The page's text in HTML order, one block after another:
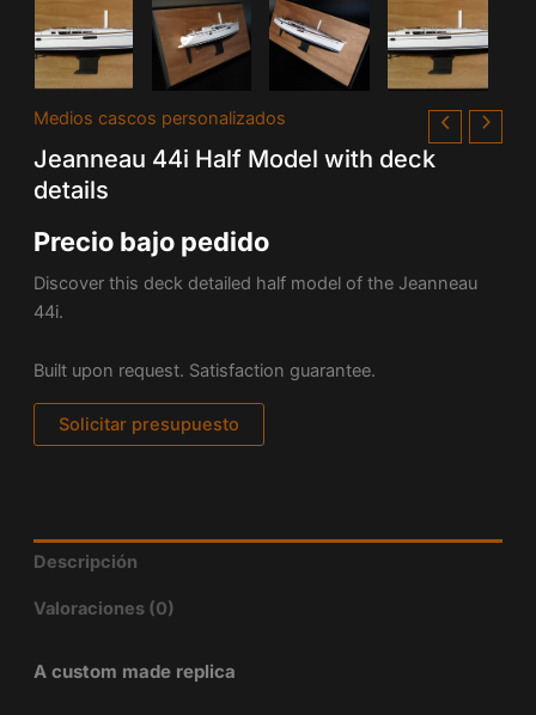
Medios cascos personalizados
Jeanneau 44i Half Model with deck
details
Precio bajo pedido
Discover this deck detailed half model of the Jeanneau
44i.
Built upon request. Satisfaction guarantee.
Solicitar presupuesto
Descripción
Valoraciones (0)
A custom made replica